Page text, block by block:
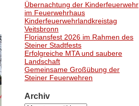
Übernachtung der Kinderfeuerwehr
im Feuerwehrhaus
Kinderfeuerwehrlandkreistag
Veitsbronn
Floriansfest 2026 im Rahmen des
Steiner Stadtfests
Erfolgreiche MTA und saubere
Landschaft
Gemeinsame Großübung der
Steiner Feuerwehren
Archiv